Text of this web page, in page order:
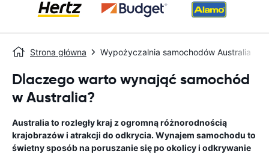
Strona główna Wypożyczalnia samochodów Australia
Dlaczego warto wynająć samochód
w Australia?
Australia to rozległy kraj z ogromną różnorodnością
krajobrazów i atrakcji do odkrycia. Wynajem samochodu to
świetny sposób na poruszanie się po okolicy i odkrywanie